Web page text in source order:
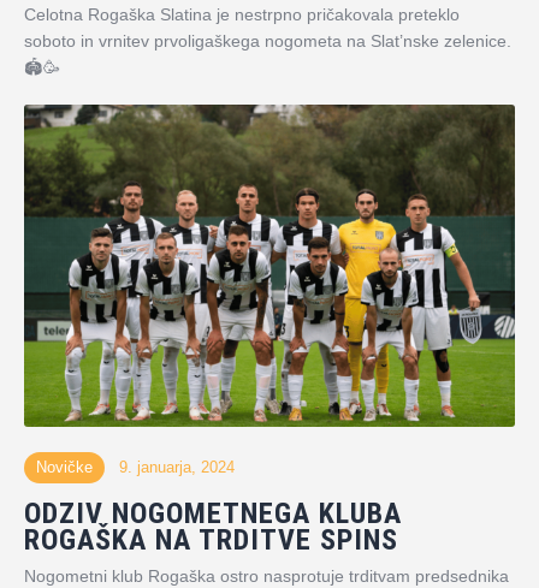
Celotna Rogaška Slatina je nestrpno pričakovala preteklo
soboto in vrnitev prvoligaškega nogometa na Slat’nske zelenice.
🏟️🥳
Novičke 9. januarja, 2024
ODZIV NOGOMETNEGA KLUBA
ROGAŠKA NA TRDITVE SPINS
Nogometni klub Rogaška ostro nasprotuje trditvam predsednika